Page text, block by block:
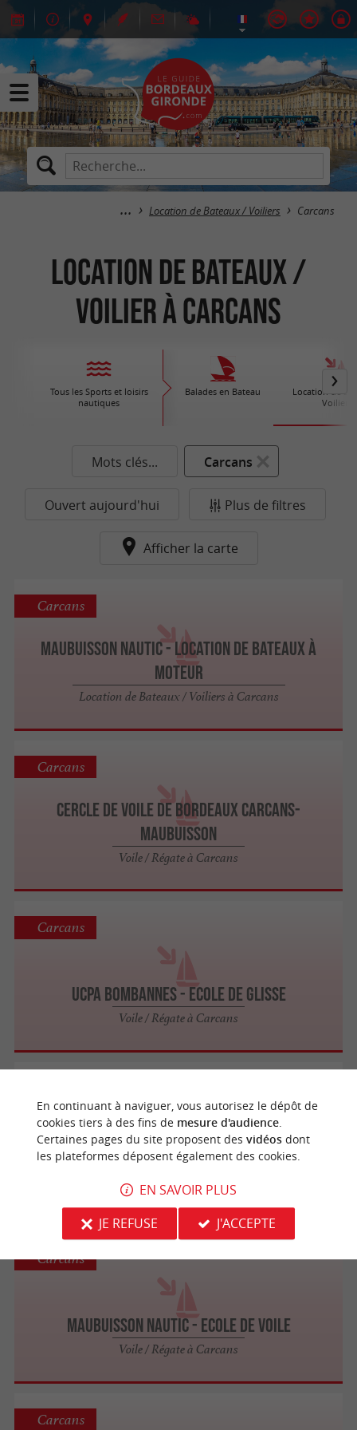
Location de Bateaux / Voiliers Carcans
Location de Bateaux /
Voilier à Carcans
Tous les Sports et loisirs
nautiques
Balades en Bateau
Location de
Voiliers
Mots clés... Carcans
Ouvert aujourd'hui Plus de filtres
Afficher la carte
Maubuisson Nautic - Location de bateaux à
moteur
Location de Bateaux / Voiliers à Carcans
Carcans
Cercle de Voile de Bordeaux Carcans-
Maubuisson
Voile / Régate à Carcans
Carcans
UCPA Bombannes - Ecole de Glisse
Voile / Régate à Carcans
Carcans
Force 7 - location de matériel nautique
Maubuisson Nautic - Ecole de voile
Voile / Régate à Carcans
Carcans
Carcans
En continuant à naviguer, vous autorisez le dépôt de
cookies tiers à des fins de mesure d'audience.
Certaines pages du site proposent des vidéosdont
les plateformes déposent également des cookies.
EN SAVOIR PLUS
JE REFUSE
J'ACCEPTE